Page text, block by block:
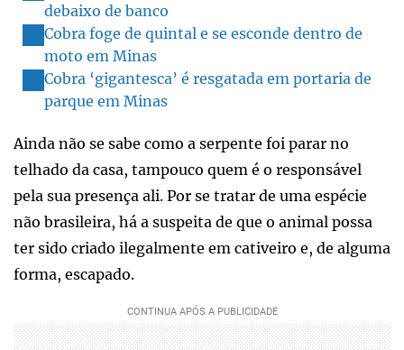
debaixo de banco
Cobra foge de quintal e se esconde dentro de
moto em Minas
Cobra ‘gigantesca’ é resgatada em portaria de
parque em Minas
Ainda não se sabe como a serpente foi parar no
telhado da casa, tampouco quem é o responsável
pela sua presença ali. Por se tratar de uma espécie
não brasileira, há a suspeita de que o animal possa
ter sido criado ilegalmente em cativeiro e, de alguma
forma, escapado.